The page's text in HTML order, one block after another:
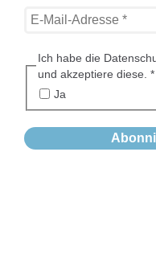
Ich habe die
und akzeptiere diese. *
Ja